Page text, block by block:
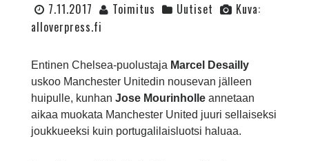
7.11.2017 Toimitus Uutiset
Kuva:
alloverpress.fi
Entinen Chelsea-puolustaja Marcel Desailly
uskoo Manchester Unitedin nousevan jälleen
huipulle, kunhan Jose Mourinholleannetaan
aikaa muokata Manchester United juuri sellaiseksi
joukkueeksi kuin portugalilaisluotsi haluaa.